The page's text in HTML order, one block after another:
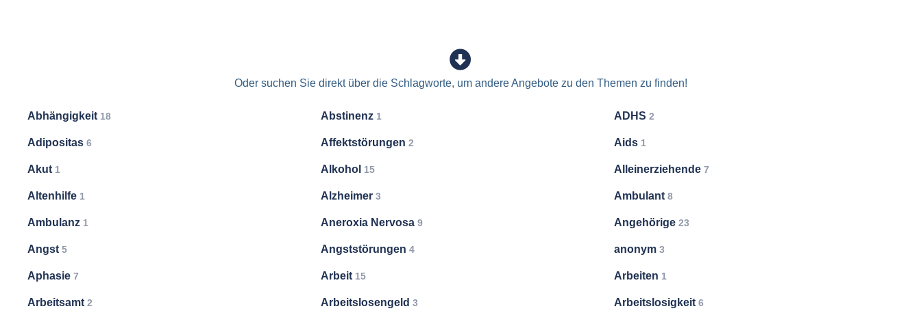
Oder suchen Sie direkt über die Schlagworte, um andere Angebote zu den Themen zu finden!
Abhängigkeit 18 Abstinenz 1 ADHS 2
Adipositas 6 Affektstörungen 2 Aids 1
Akut 1 Alkohol 15 Alleinerziehende 7
Altenhilfe 1 Alzheimer 3 Ambulant 8
Ambulanz 1 Aneroxia Nervosa 9 Angehörige 23
Angst 5 Angststörungen 4 anonym 3
Aphasie 7 Arbeit 15 Arbeiten 1
Arbeitsamt 2 Arbeitslosengeld 3 Arbeitslosigkeit 6